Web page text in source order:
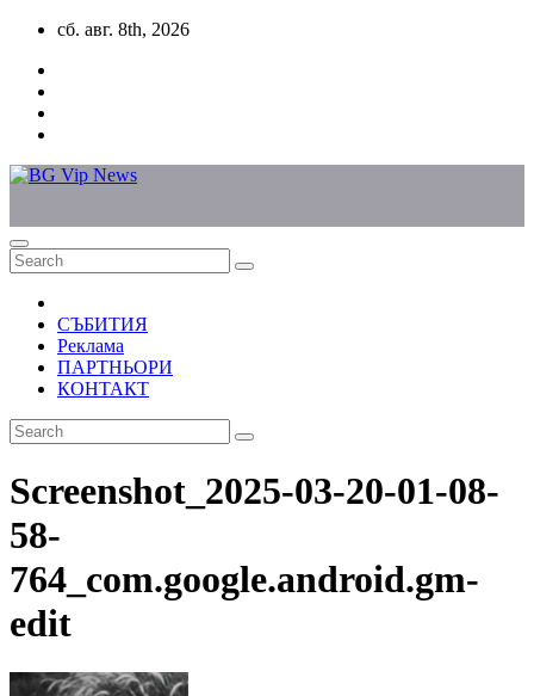
Skip
content
сб. авг. 8th, 2026
СЪБИТИЯ
Реклама
ПАРТНЬОРИ
КОНТАКТ
Screenshot_2025-03-20-01-08-
58-
764_com.google.android.gm-
edit